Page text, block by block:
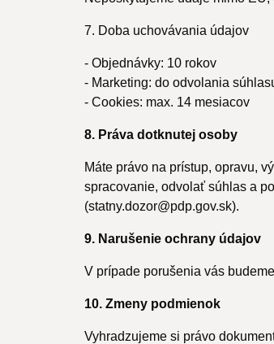
7. Doba uchovávania údajov
- Objednávky: 10 rokov
- Marketing: do odvolania
- Cookies: max. 14 mesiacov
8. Práva dotknutej osoby
Máte právo na prístup, opravu,
spracovanie, odvolať súhlas a
(statny.dozor@pdp.gov.sk).
9. Narušenie ochrany údajov
V prípade porušenia vás
10. Zmeny podmienok
Vyhradzujeme si právo